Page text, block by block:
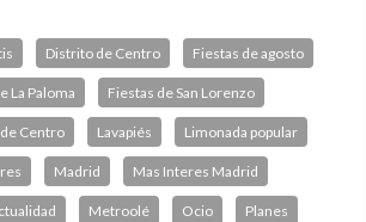
Distrito de Centro Fiestas de agosto
La Paloma Fiestas de San Lorenzo
Centro Lavapiés Limonada popular
Madrid Mas Interes Madrid
Metroolé Ocio Planes